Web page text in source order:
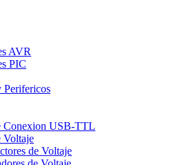
AVR
PIC
Perifericos
Conexion USB-TTL
Voltaje
de Voltaje